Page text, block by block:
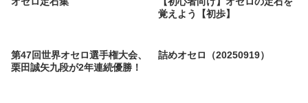
覚えよう【初歩】
第47回世界オセロ選手権大会、
栗田誠矢九段が2年連続優勝！
詰めオセロ（20250919）